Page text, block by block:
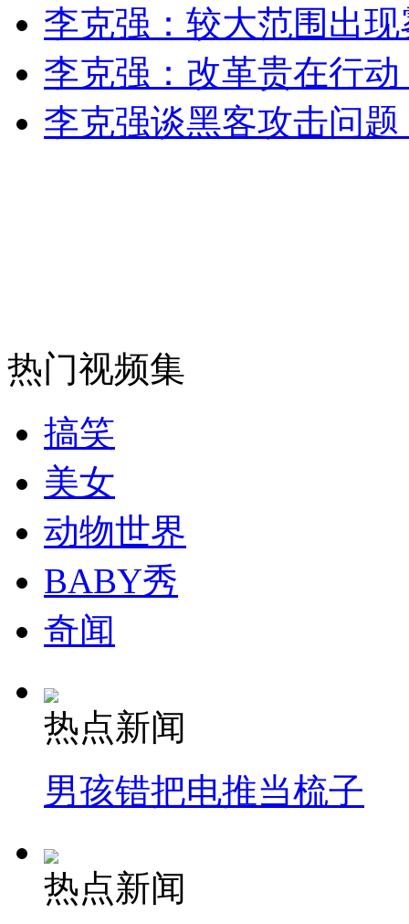
纽约上演“枕头大战”
司机酒驾遇交警 急速倒车逃窜
李克强：较大范围出
李克强：改革贵在行
李克强谈黑客攻击问
热门视频集
搞笑
美女
动物世界
BABY秀
奇闻
热点新闻
男孩错把电推当梳子
热点新闻